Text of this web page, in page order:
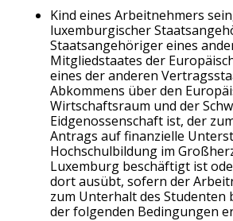
Kind eines Arbeitnehmers
luxemburgischer
Staatsangehöriger eines
Mitgliedstaates der
eines der anderen
Abkommens über den
Wirtschaftsraum und der
Eidgenossenschaft ist, der
Antrags auf finanzielle
Hochschulbildung im
Luxemburg beschäftigt ist
dort ausübt, sofern der
zum Unterhalt des Studenten
der folgenden Bedingungen